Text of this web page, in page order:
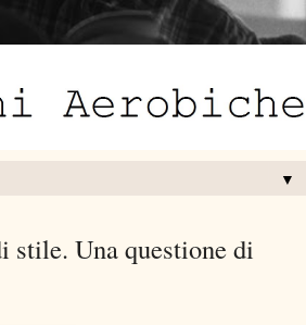
▼
stile. Una questione di